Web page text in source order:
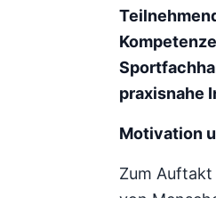
praxisnahe
Motivation
Zum